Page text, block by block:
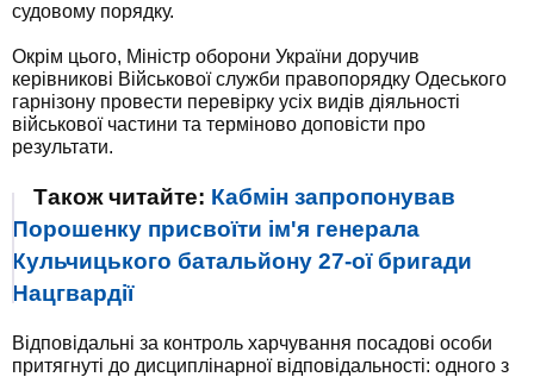
судовому порядку.
Окрім цього, Міністр оборони України доручив
керівникові Військової служби правопорядку Одеського
гарнізону провести перевірку усіх видів діяльності
військової частини та терміново доповісти про
результати.
Також читайте: Кабмін запропонував
Порошенку присвоїти ім'я генерала
Кульчицького батальйону 27-ої бригади
Нацгвардії
Відповідальні за контроль харчування посадові особи
притягнуті до дисциплінарної відповідальності: одного з